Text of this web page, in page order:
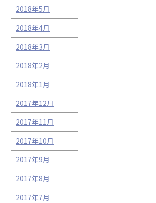
2018年5月
2018年4月
2018年3月
2018年2月
2018年1月
2017年12月
2017年11月
2017年10月
2017年9月
2017年8月
2017年7月